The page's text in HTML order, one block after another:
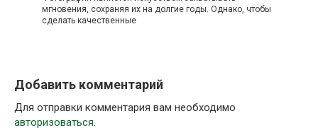
мгновения, сохраняя их на долгие годы. Однако, чтобы
сделать качественные
Добавить комментарий
Для отправки комментария вам необходимо
авторизоваться.